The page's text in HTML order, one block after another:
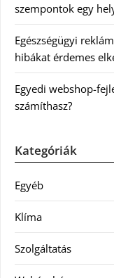
szempontok egy
Egészségügyi
hibákat érdemes
Egyedi webshop-
számíthasz?
Kategóriák
Egyéb
Klíma
Szolgáltatás